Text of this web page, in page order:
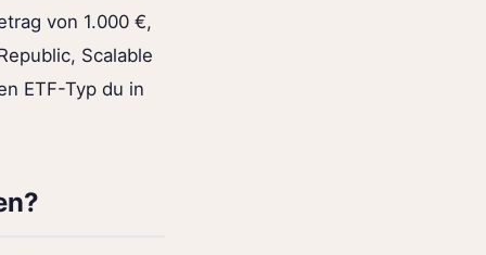
von 1.000 €,
Scalable
ETF-Typ du in